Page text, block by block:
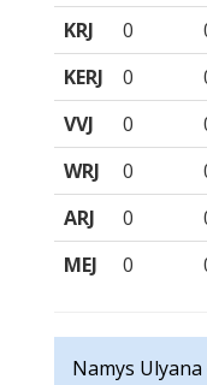
KRJ
0
KERJ
0
VVJ
0
WRJ
0
ARJ
0
MEJ
0
Namys